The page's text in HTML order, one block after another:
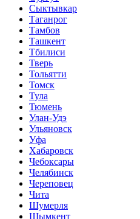
Сыктывкар
Таганрог
Тамбов
Ташкент
Тбилиси
Тверь
Тольятти
Томск
Тула
Тюмень
Улан-Удэ
Ульяновск
Уфа
Хабаровск
Чебоксары
Челябинск
Череповец
Чита
Шумерля
Шымкент